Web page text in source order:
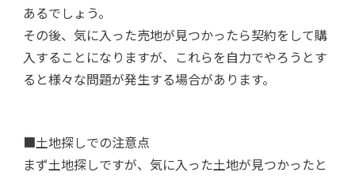
あるでしょう。
その後、気に入った売地が見つかったら契約をして購
入することになりますが、これらを自力でやろうとす
ると様々な問題が発生する場合があります。
■土地探しでの注意点
まず土地探しですが、気に入った土地が見つかったと